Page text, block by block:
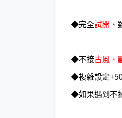
◆完全試開 、
◆不接古風、
◆複雜設定
◆如果遇到不